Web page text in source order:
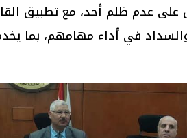
على عدم ظلم أحد، مع تطبيق
في أداء مهامهم، بما